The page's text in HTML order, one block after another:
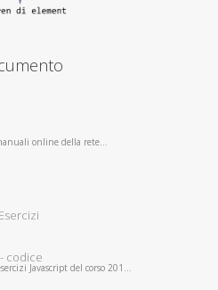
online della rete...
codice
Javascript del corso 201...